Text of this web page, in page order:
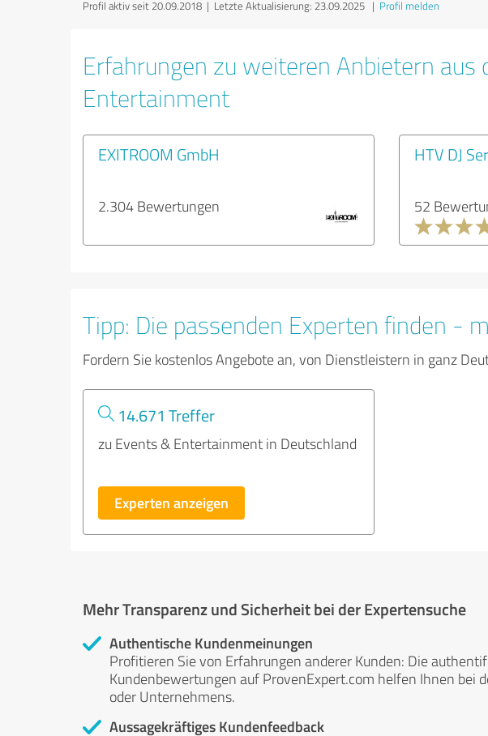
Profil aktiv seit 20.09.2018 | Letzte Aktualisierung: 23.09.2025 | Profil melden
Erfahrungen zu weiteren Anbietern aus
Entertainment
EXITROOM GmbH
2.304 Bewertungen
HTV DJ
52
Tipp: Die passenden Experten finden -
Fordern Sie kostenlos Angebote an, von Dienstleistern in ganz
14.671 Treffer
zu Events & Entertainment in Deutschland
Experten anzeigen
Mehr Transparenz und Sicherheit bei der Expertensuche
Authentische Kundenmeinungen
Profitieren Sie von Erfahrungen anderer Kunden: Die
Kundenbewertungen auf ProvenExpert.com helfen Ihnen bei
oder Unternehmens.
Aussagekräftiges Kundenfeedback